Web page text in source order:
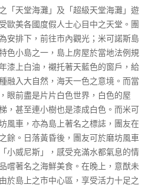
「天堂海灘」及「超級天堂海灘」遊
歐美各國度假人士心目中之天堂。團
安排下，前往市內觀光；米可諾斯島
色小島之一，島上房屋於當地法例規
漆上白油，襯托著天藍色的窗戶，給
融入大自然，海天一色之意境。而當
眼前盡是片片白色世界，白色的屋
，甚至連小樹也是漆成白色。而米可
風車，亦為島上著名之標誌，團友在
餘。日落黃昏後，團友可於磨坊風車
小威尼斯」，感受充滿水都氣息的情
嚐著名之海鮮美食。在晚上，意猷未
於島上之市中心區，享受活力十足之